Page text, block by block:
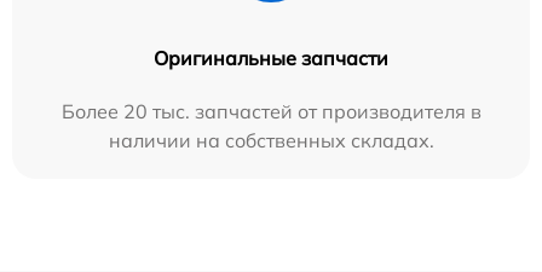
Оригинальные запчасти
Более 20 тыс. запчастей от производителя в
наличии на собственных складах.